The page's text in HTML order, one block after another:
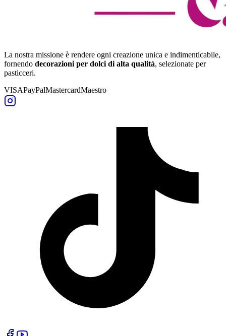
La nostra missione è rendere ogni creazione unica e indimenticabile,
fornendo decorazioni per dolci di alta qualità, selezionate per
pasticceri.
VISAPayPalMastercardMaestro